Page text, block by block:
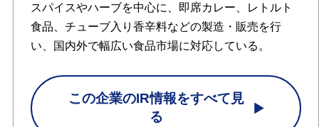
スパイスやハーブを中心に、即席カレー、レトルト
食品、チューブ入り香辛料などの製造・販売を行
い、国内外で幅広い食品市場に対応している。
この企業のIR情報をすべて見
る